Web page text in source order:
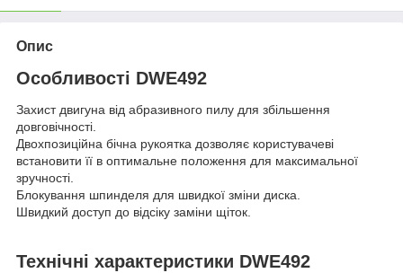
Опис
Особливості DWE492
Захист двигуна від абразивного пилу для збільшення
довговічності.
Двохпозиційна бічна рукоятка дозволяє користувачеві
встановити її в оптимальне положення для максимальної
зручності.
Блокування шпинделя для швидкої зміни диска.
Швидкий доступ до відсіку заміни щіток.
Технічні характеристики DWE492